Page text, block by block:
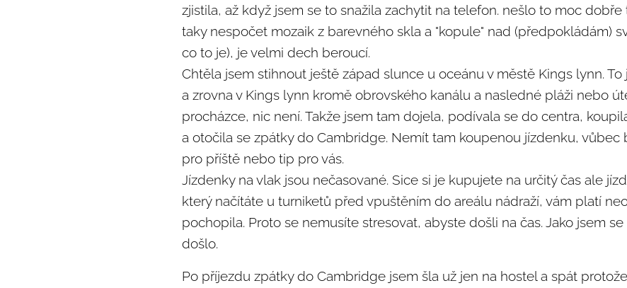
zjistila, až když jsem se to snažila zachytit na telefon. nešlo to moc
taky nespočet mozaik z barevného skla a "kopule" nad (předpokládám)
co to je), je velmi dech beroucí.
Chtěla jsem stihnout ještě západ slunce u oceánu v městě Kings lynn.
a zrovna v Kings lynn kromě obrovského kanálu a nasledné pláži nebo
procházce, nic není. Takže jsem tam dojela, podívala se do centra,
a otočila se zpátky do Cambridge. Nemít tam koupenou jízdenku, vůbec
pro příště nebo tip pro vás.
Jízdenky na vlak jsou nečasované. Sice si je kupujete na určitý čas ale
který načítáte u turniketů před vpuštěním do areálu nádraží, vám platí
pochopila. Proto se nemusíte stresovat, abyste došli na čas. Jako jsem
došlo.
Po příjezdu zpátky do Cambridge jsem šla už jen na hostel a spát